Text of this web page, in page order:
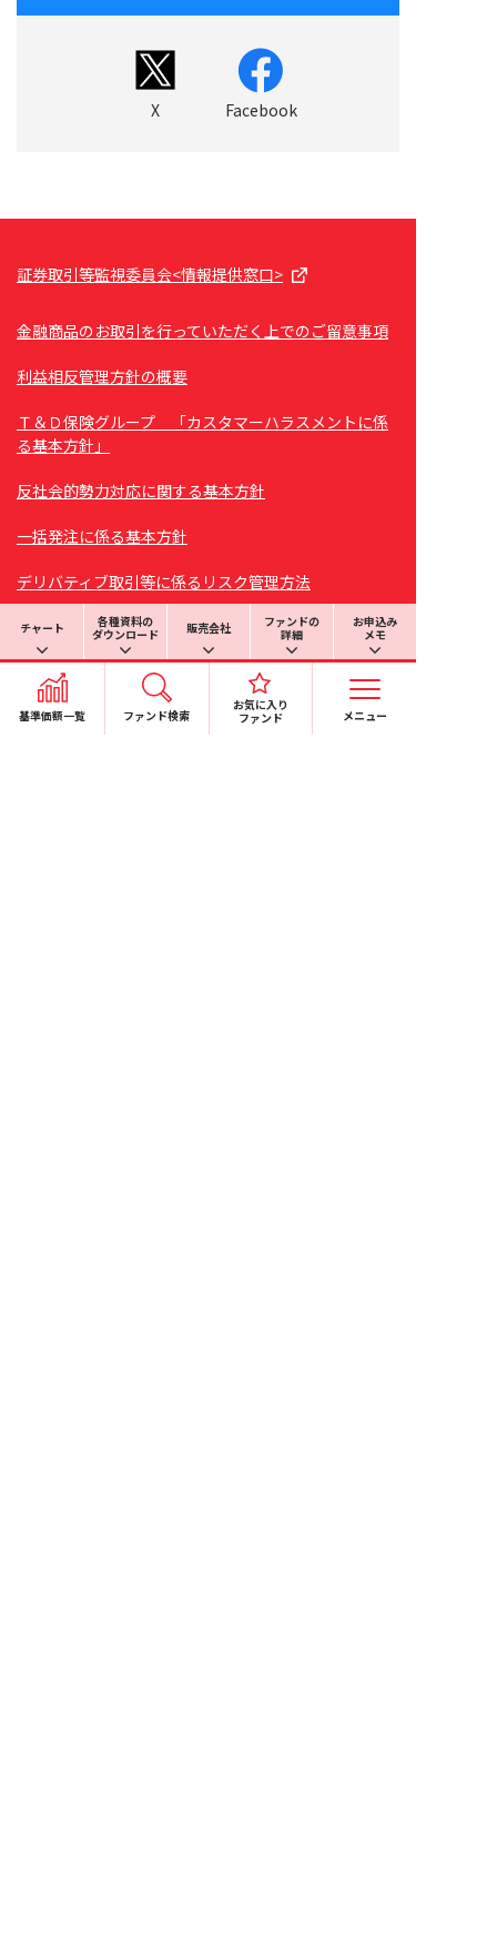
チャート
各種資料の
ダウンロード
販売会社
ファンドの
詳細
お申込み
メモ
基準価額一覧 ファンド検索
お気に入り
ファンド
メニュー
X Facebook
証券取引等監視委員会<情報提供窓口>
金融商品のお取引を行っていただく上でのご留意事項
利益相反管理方針の概要
Ｔ＆Ｄ保険グループ 「カスタマーハラスメントに係
る基本方針」
反社会的勢力対応に関する基本方針
一括発注に係る基本方針
デリバティブ取引等に係るリスク管理方法
金融商品の販売等に係る勧誘方針
苦情処理措置および紛争解決措置について
基準価額の計算過誤等が一定の基準値を超える場合に
おける対応方針（マテリアリティポリシー）